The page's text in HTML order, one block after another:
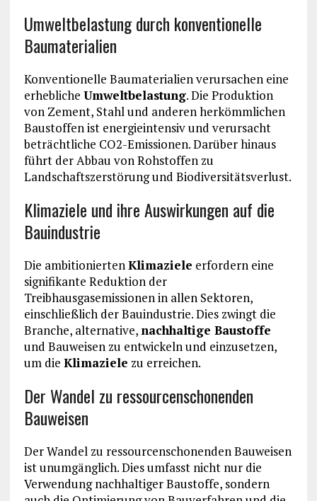
Umweltbelastung durch konventionelle
Baumaterialien
Konventionelle Baumaterialien verursachen eine
erhebliche Umweltbelastung. Die Produktion
von Zement, Stahl und anderen herkömmlichen
Baustoffen ist energieintensiv und verursacht
beträchtliche CO2-Emissionen. Darüber hinaus
führt der Abbau von Rohstoffen zu
Landschaftszerstörung und Biodiversitätsverlust.
Klimaziele und ihre Auswirkungen auf die
Bauindustrie
Die ambitioniertenKlimaziele erfordern eine
signifikante Reduktion der
Treibhausgasemissionen in allen Sektoren,
einschließlich der Bauindustrie. Dies zwingt die
Branche, alternative, nachhaltige Baustoffe
und Bauweisen zu entwickeln und einzusetzen,
um die Klimaziele zu erreichen.
Der Wandel zu ressourcenschonenden
Bauweisen
Der Wandel zu ressourcenschonenden Bauweisen
ist unumgänglich. Dies umfasst nicht nur die
Verwendung nachhaltiger Baustoffe, sondern